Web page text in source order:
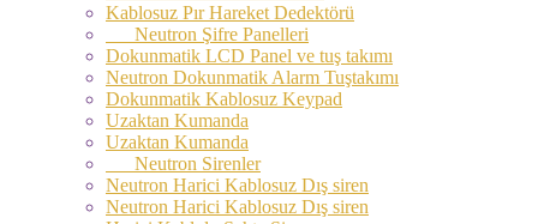
Kablosuz Pır Hareket Dedektörü
Neutron Şifre Panelleri
Dokunmatik LCD Panel ve tuş takımı
Neutron Dokunmatik Alarm Tuştakımı
Dokunmatik Kablosuz Keypad
Uzaktan Kumanda
Uzaktan Kumanda
Neutron Sirenler
Neutron Harici Kablosuz Dış siren
Neutron Harici Kablosuz Dış siren